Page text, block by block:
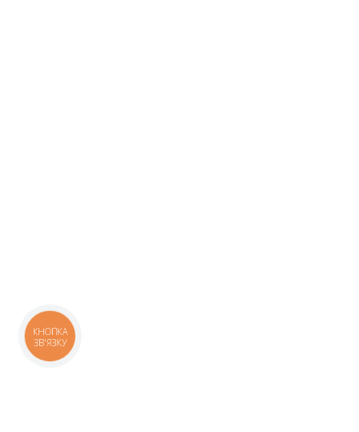
КНОПКА
ЗВ'ЯЗКУ